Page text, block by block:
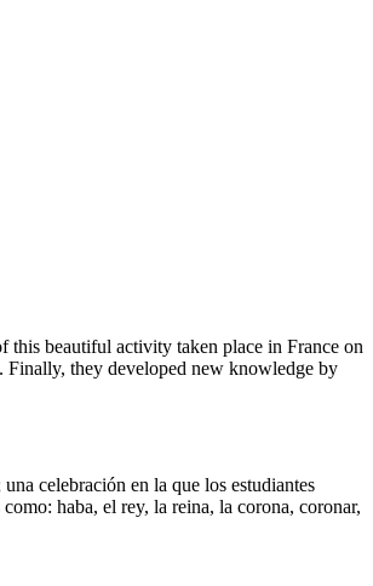
this beautiful activity taken place in France on
Finally, they developed new knowledge by
celebración en la que los estudiantes
haba, el rey, la reina, la corona, coronar,